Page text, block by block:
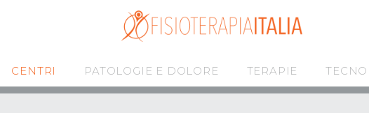
CENTRI PATOLOGIE E DOLORE TERAPIE